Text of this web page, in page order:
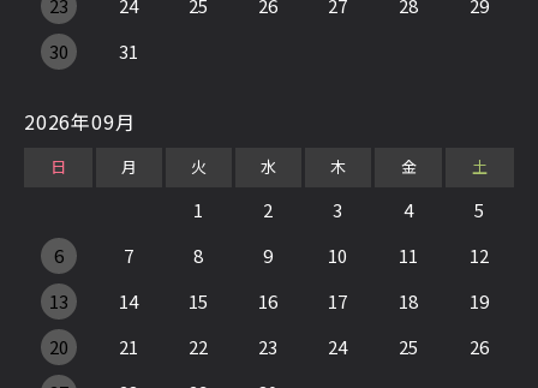
23
24 25 26 27 28
29
30
31
2026年09月
日 月 火 水 木 金 土
1 2 3 4
5
6
7 8 9 10 11
12
13
14 15 16 17 18
19
20
21 22 23 24 25
26